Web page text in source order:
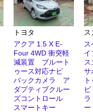
トヨタ
アクア 1.5 X E-
Four 4WD 衝突軽
減装置 ブルート
ゥース対応ナビ
バックカメラ ア
ダプティブクルー
ズコントロール
スマートキー
ス
イ
サ